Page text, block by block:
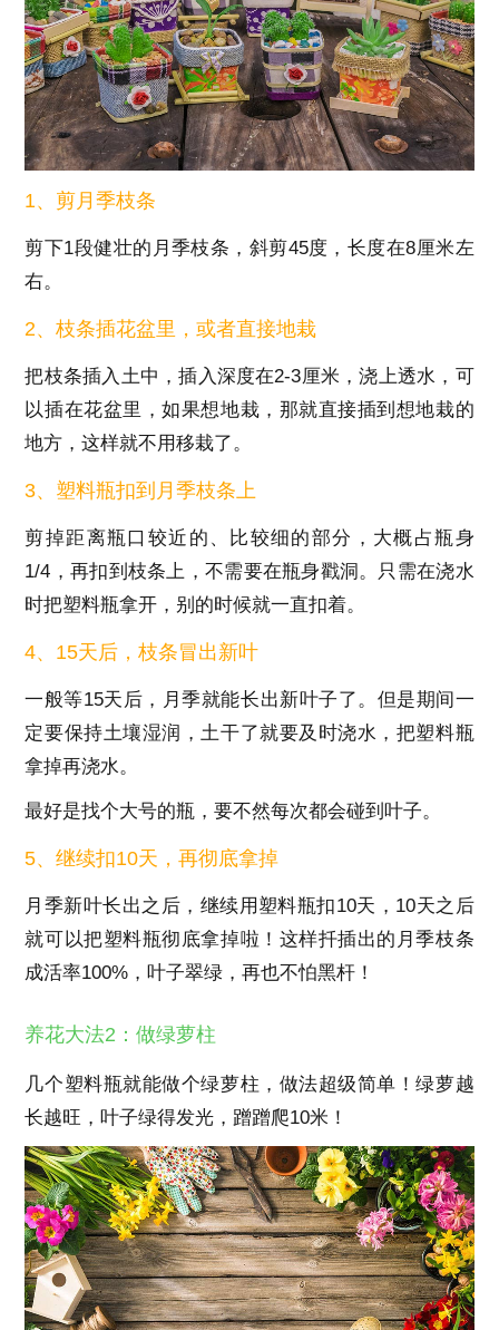
1、剪月季枝条
剪下1段健壮的月季枝条，斜剪45度，长度在8厘米左
右。
2、枝条插花盆里，或者直接地栽
把枝条插入土中，插入深度在2-3厘米，浇上透水，可
以插在花盆里，如果想地栽，那就直接插到想地栽的
地方，这样就不用移栽了。
3、塑料瓶扣到月季枝条上
剪掉距离瓶口较近的、比较细的部分，大概占瓶身
1/4，再扣到枝条上，不需要在瓶身戳洞。只需在浇水
时把塑料瓶拿开，别的时候就一直扣着。
4、15天后，枝条冒出新叶
一般等15天后，月季就能长出新叶子了。但是期间一
定要保持土壤湿润，土干了就要及时浇水，把塑料瓶
拿掉再浇水。
最好是找个大号的瓶，要不然每次都会碰到叶子。
5、继续扣10天，再彻底拿掉
月季新叶长出之后，继续用塑料瓶扣10天，10天之后
就可以把塑料瓶彻底拿掉啦！这样扦插出的月季枝条
成活率100%，叶子翠绿，再也不怕黑杆！
养花大法2：做绿萝柱
几个塑料瓶就能做个绿萝柱，做法超级简单！绿萝越
长越旺，叶子绿得发光，蹭蹭爬10米！